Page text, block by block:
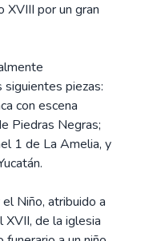
XVIII por un gran
piezas:
con escena
Piedras Negras;
1 de La Amelia, y
el Niño, atribuido a
de la iglesia